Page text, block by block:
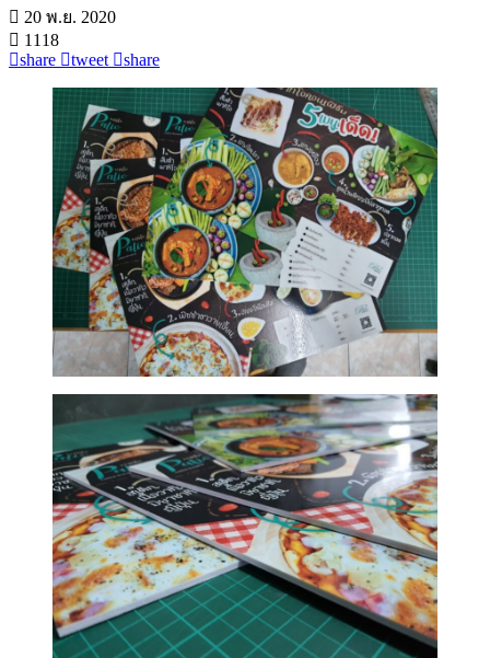
20 พ.ย. 2020
1118
share
tweet share